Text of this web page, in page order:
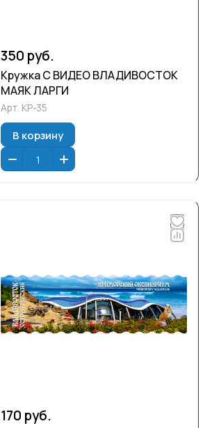
350 руб.
Кружка С ВИДЕО ВЛАДИВОСТОК
МАЯК ЛАРГИ
Арт. КР-35
В корзину
170 руб.